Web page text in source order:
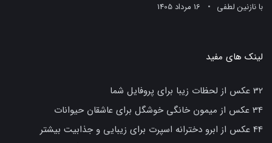
بانازنین لطفی 16 مرداد 1405
لینک های مفید
32 عکس از لحظات زیبا برای پروفایل شما
34 عکس از میمون خانگی خوشگل برای عاشقان حیوانات
44 عکس از ابرو دخترانه اسپرت برای زیبایی و جذابیت بیشتر